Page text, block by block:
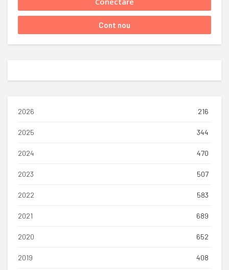
2026 216
2025 344
2024 470
2023 507
2022 583
2021 689
2020 652
2019 408